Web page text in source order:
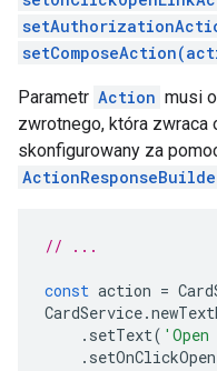
Parametr Action musi
zwrotnego, która zwraca
skonfigurowany za
// ...
const action =
CardService.
. setText(
.